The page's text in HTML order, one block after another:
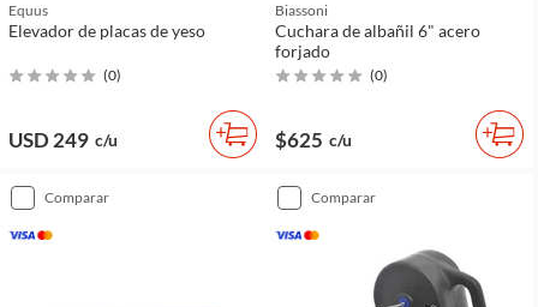
Equus
Elevador de placas de yeso
(0)
USD 249 c/u
Biassoni
Cuchara de albañil 6" acero
forjado
(0)
$625 c/u
comparar comparar